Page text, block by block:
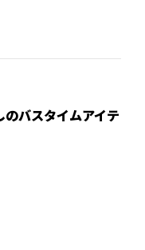
バスタイムアイテ